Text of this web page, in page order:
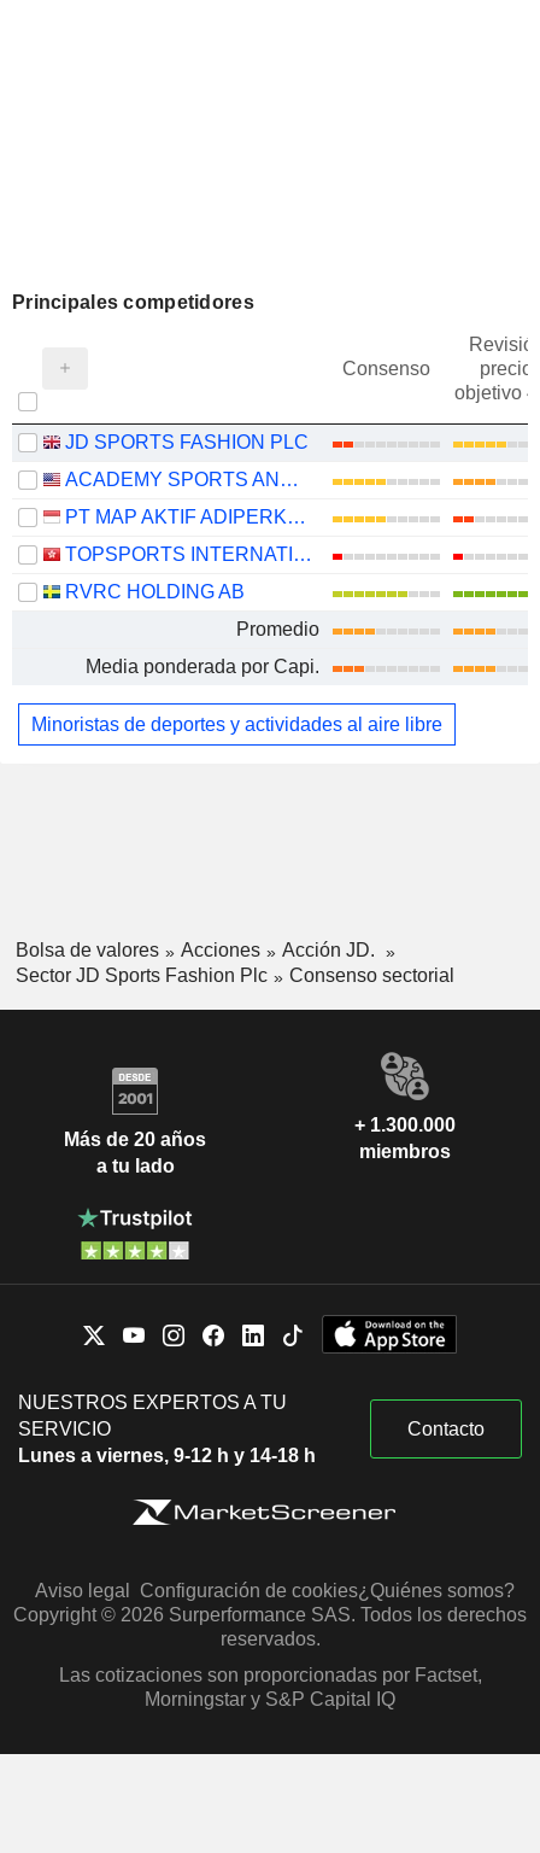
Principales competidores
Consenso
precio
objetivo
JD SPORTS FASHION PLC
ACADEMY SPORTS AND OUTDOORS, INC.
PT MAP AKTIF ADIPERKASA TBK
TOPSPORTS INTERNATIONAL HOLDINGS LIMITED
RVRC HOLDING AB
Promedio
Media ponderada por Capi.
Minoristas de deportes y actividades al aire libre
Bolsa de valores Acciones
Acción JD.
Sector JD Sports Fashion Plc
Consenso sectorial
Más de 20 años
a tu lado
+ 1.300.000
miembros
NUESTROS EXPERTOS A TU
SERVICIO
Lunes a viernes, 9-12 h y 14-18 h
Contacto
Aviso legal Configuración de cookies¿Quiénes somos?
Copyright © 2026 Surperformance SAS. Todos los derechos
reservados.
Las cotizaciones son proporcionadas por Factset,
Morningstar y S&P Capital IQ